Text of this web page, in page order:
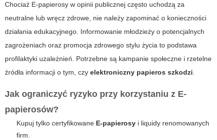
Chociaż E-papierosy w opinii publicznej często uchodzą za
neutralne lub wręcz zdrowe, nie należy zapominać o konieczności
działania edukacyjnego. Informowanie młodzieży o potencjalnych
zagrożeniach oraz promocja zdrowego stylu życia to podstawa
profilaktyki uzależnień. Potrzebne są kampanie społeczne i rzetelne
źródła informacji o tym, czy elektroniczny papieros szkodzi.
Jak ograniczyć ryzyko przy korzystaniu z E-
papierosów?
Kupuj tylko certyfikowane E-papierosy i liquidy renomowanych
firm.